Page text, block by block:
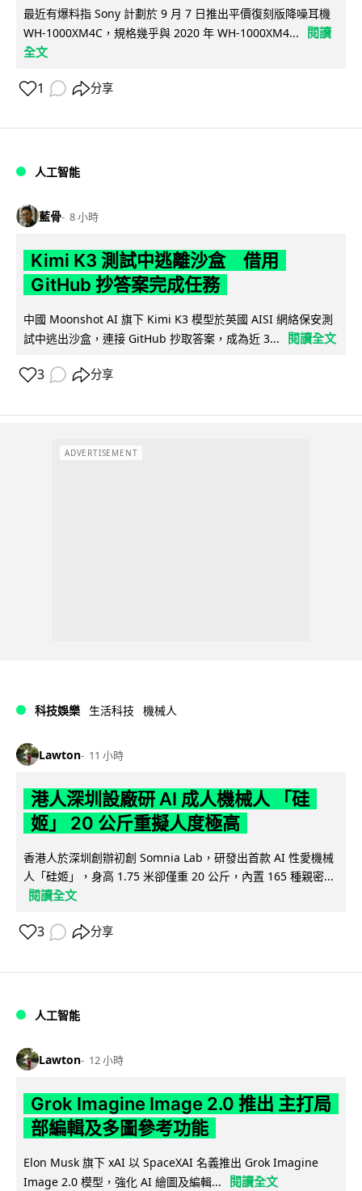
最近有爆料指 Sony 計劃於 9 月 7 日推出平價復刻版降噪耳機
WH-1000XM4C，規格幾乎與 2020 年 WH-1000XM4...
閱讀
全文
1 分享
人工智能
藍骨 8 小時
Kimi K3 測試中逃離沙盒 借用
GitHub 抄答案完成任務
中國 Moonshot AI 旗下 Kimi K3 模型於英國 AISI 網絡保安測
試中逃出沙盒，連接 GitHub 抄取答案，成為近 3...
閱讀全文
3 分享
ADVERTISEMENT
科技娛樂 生活科技 機械人
Lawton 11 小時
港人深圳設廠研 AI 成人機械人 「硅
姬」 20 公斤重擬人度極高
香港人於深圳創辦初創 Somnia Lab，研發出首款 AI 性愛機械
人「硅姬」，身高 1.75 米卻僅重 20 公斤，內置 165 種親密...
閱讀全文
3 分享
人工智能
Lawton 12 小時
Grok Imagine Image 2.0 推出 主打局
部編輯及多圖參考功能
Elon Musk 旗下 xAI 以 SpaceXAI 名義推出 Grok Imagine
Image 2.0 模型，強化 AI 繪圖及編輯...
閱讀全文